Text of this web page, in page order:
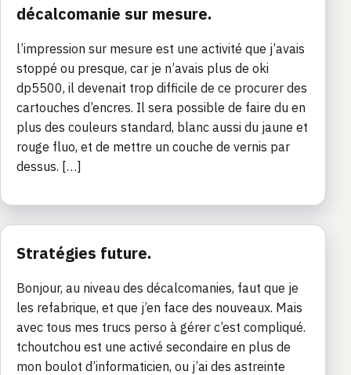
décalcomanie sur mesure.
l’impression sur mesure est une activité que j’avais
stoppé ou presque, car je n’avais plus de oki
dp5500, il devenait trop difficile de ce procurer des
cartouches d’encres. Il sera possible de faire du en
plus des couleurs standard, blanc aussi du jaune et
rouge fluo, et de mettre un couche de vernis par
dessus. […]
Stratégies future.
Bonjour, au niveau des décalcomanies, faut que je
les refabrique, et que j’en face des nouveaux. Mais
avec tous mes trucs perso à gérer c’est compliqué.
tchoutchou est une activé secondaire en plus de
mon boulot d’informaticien, ou j’ai des astreinte